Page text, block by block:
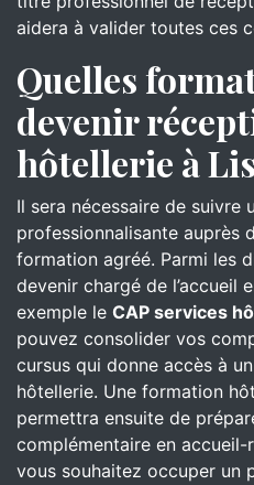
aidera à valider toutes ces
Quelles
devenir
hôtellerie à
Il sera nécessaire de suivre
professionnalisante auprès
formation agréé. Parmi les
devenir chargé de l’accueil
exemple le CAP services
pouvez consolider vos
cursus qui donne accès à
hôtellerie. Une formation
permettra ensuite de
complémentaire en
vous souhaitez occuper un